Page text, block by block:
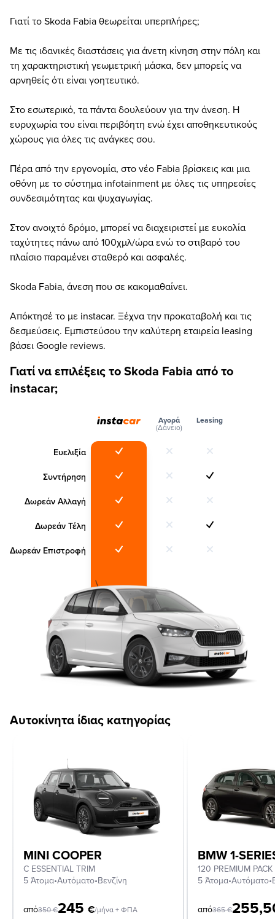
Γιατί το Skoda Fabia θεωρείται υπερπλήρες;
Με τις ιδανικές διαστάσεις για άνετη κίνηση στην πόλη και
τη χαρακτηριστική γεωμετρική μάσκα, δεν μπορείς να
αρνηθείς ότι είναι γοητευτικό.
Στο εσωτερικό, τα πάντα δουλεύουν για την άνεση. Η
ευρυχωρία του είναι περιβόητη ενώ έχει αποθηκευτικούς
χώρους για όλες τις ανάγκες σου.
Πέρα από την εργονομία, στο νέο Fabia βρίσκεις και μια
οθόνη με το σύστημα infotainment με όλες τις υπηρεσίες
συνδεσιμότητας και ψυχαγωγίας.
Στον ανοιχτό δρόμο, μπορεί να διαχειριστεί με ευκολία
ταχύτητες πάνω από 100χμλ/ώρα ενώ το στιβαρό του
πλαίσιο παραμένει σταθερό και ασφαλές.
Skoda Fabia, άνεση που σε κακομαθαίνει.
Απόκτησέ το με instacar. Ξέχνα την προκαταβολή και τις
δεσμεύσεις. Εμπιστεύσου την καλύτερη εταιρεία leasing
βάσει Google reviews.
Γιατί να επιλέξεις το Skoda Fabia από το
instacar;
Ευελιξία
Συντήρηση
Δωρεάν Αλλαγή
Δωρεάν Τέλη
Δωρεάν Επιστροφή
Αγορά
(Δάνειο)
Leasing
Αυτοκίνητα ίδιας κατηγορίας
MINI COOPER
C ESSENTIAL TRIM
5 Άτομα•Αυτόματο•Βενζίνη
από350€245 €/μήνα + ΦΠΑ
BMW 1-
120 PREMIUM PACK
5 Άτομα•Αυτόματο•
από365€